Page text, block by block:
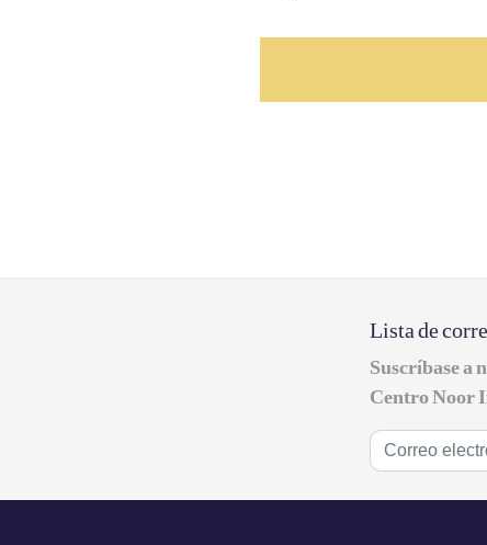
Lista de
Suscríbase a
Centro Noor